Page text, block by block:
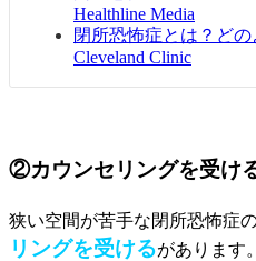
Healthline Media
閉所恐怖症とは？どの
Cleveland Clinic
②カウンセリングを受け
狭い空間が苦手な閉所恐怖症
リングを受けるがあります。